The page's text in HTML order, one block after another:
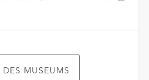
MUSEUMS